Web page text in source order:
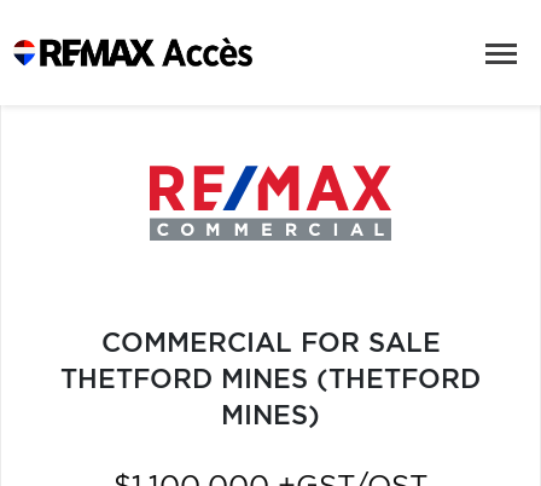
COMMERCIAL FOR SALE
THETFORD MINES (THETFORD
MINES)